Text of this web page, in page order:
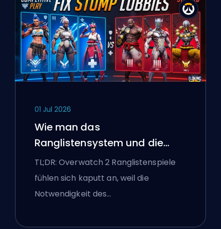
01 Jul 2026
Wie man das
Ranglistensystem und die
überlegenen Lobbys von
Overwatch 2 repariert
TL;DR: Overwatch 2 Ranglistenspiele
fühlen sich kaputt an, weil die
Notwendigkeit des…